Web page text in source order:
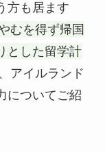
方も居ます
むを得ず帰国
とした留学計
アイルランド
についてご紹